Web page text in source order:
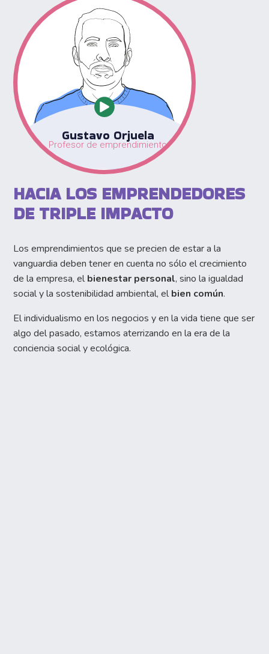
Gustavo Orjuela
Profesor de emprendimiento
HACIA LOS EMPRENDEDORES
DE TRIPLE IMPACTO
Los emprendimientos que se precien de estar a la
vanguardia deben tener en cuenta no sólo el crecimiento
de la empresa, elbienestar personal, sino la igualdad
social y la sostenibilidad ambiental, elbien común.
El individualismo en los negocios y en la vida tiene que ser
algo del pasado, estamos aterrizando en la era de la
conciencia social y ecológica.